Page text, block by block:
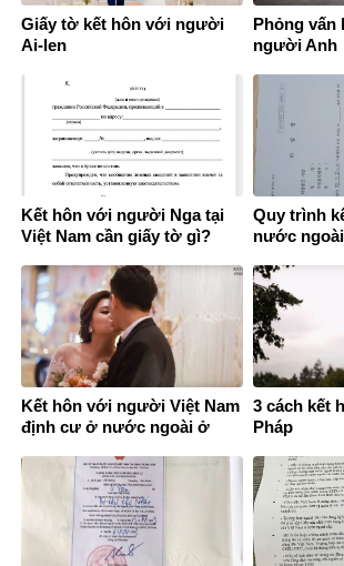
Giấy tờ kết hôn với người
Ai-len
Phỏng vấn
người Anh
Kết hôn với người Nga tại
Việt Nam cần giấy tờ gì?
Quy trình
nước ngoài
Kết hôn với người Việt Nam
định cư ở nước ngoài ở
3 cách kết
Pháp